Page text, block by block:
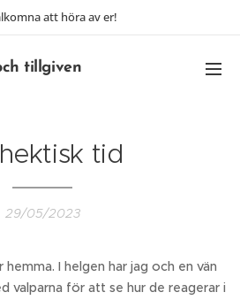
att höra av er!
tillgiven
tid
29/05/2023
hemma. I helgen har jag och en vän
valparna för att se hur de reagerar i